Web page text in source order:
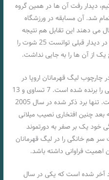
دیدار رفت آن ها در همین گروه
شد. آن مسابقه در ورزشگاه
می دهند این تقابل هم نتیجه
تساوی را به دنبال داشته باشد. میلان در دیدار قبلی توانست 25 شوت را
یک از آن ها را به جایی نداشت.
قبلی خود در چارچوب لیگ قهرمانان اروپا در
خارج از خانه و مقابل تیم های انگلیسی را برنده شده است. 7 تساوی و 13
باخت اصلا هواداران را راضی نکرده است. تنها برد ذکر شده در سال 2005
بعد چنین افتخاری نصیب میلانی
خود یک بر صفر به دورتموند
هم خانگی را در لیگ قهرمانان
اهمیت فراوانی داشته باشد.
آخر شده است که یکی در سال